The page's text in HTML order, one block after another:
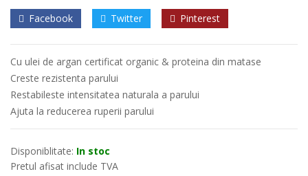
Facebook Twitter Pinterest
Cu ulei de argan certificat organic & proteina din matase
Creste rezistenta parului
Restabileste intensitatea naturala a parului
Ajuta la reducerea ruperii parului
Disponiblitate: In stoc
Pretul afisat include TVA